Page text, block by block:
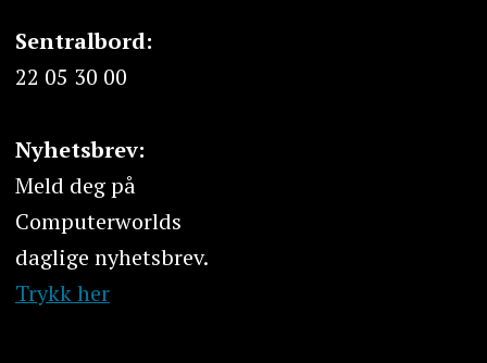
Sentralbord:
22 05 30 00
Nyhetsbrev:
Meld deg på
Computerworlds
daglige nyhetsbrev.
Trykk her